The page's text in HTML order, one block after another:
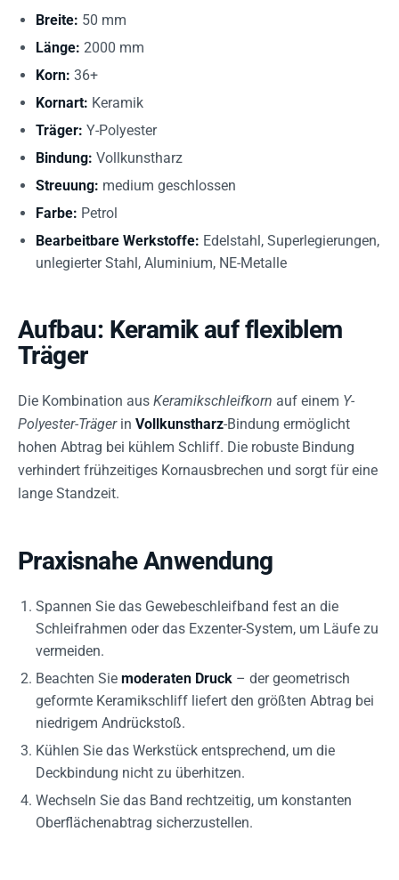
Breite: 50 mm
Länge: 2000 mm
Korn: 36+
Kornart: Keramik
Träger: Y-Polyester
Bindung: Vollkunstharz
Streuung: medium geschlossen
Farbe: Petrol
Bearbeitbare Werkstoffe: Edelstahl, Superlegierungen,
unlegierter Stahl, Aluminium, NE-Metalle
Aufbau: Keramik auf flexiblem
Träger
Die Kombination aus Keramikschleifkorn auf einem Y-
Polyester-Trägerin Vollkunstharz-Bindung ermöglicht
hohen Abtrag bei kühlem Schliff. Die robuste Bindung
verhindert frühzeitiges Kornausbrechen und sorgt für eine
lange Standzeit.
Praxisnahe Anwendung
Spannen Sie das Gewebeschleifband fest an die
Schleifrahmen oder das Exzenter-System, um Läufe zu
vermeiden.
Beachten Sie moderaten Druck – der geometrisch
geformte Keramikschliff liefert den größten Abtrag bei
niedrigem Andrückstoß.
Kühlen Sie das Werkstück entsprechend, um die
Deckbindung nicht zu überhitzen.
Wechseln Sie das Band rechtzeitig, um konstanten
Oberflächenabtrag sicherzustellen.